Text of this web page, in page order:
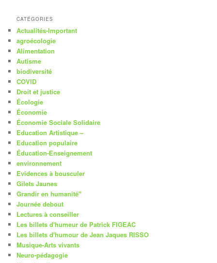
CATÉGORIES
Actualités-Important
agroécologie
Alimentation
Autisme
biodiversité
COVID
Droit et justice
Écologie
Économie
Économie Sociale Solidaire
Education Artistique –
Education populaire
Éducation-Enseignement
environnement
Evidences à bousculer
Gilets Jaunes
Grandir en humanité"
Journée debout
Lectures à conseiller
Les billets d'humeur de Patrick FIGEAC
Les billets d'humour de Jean Jaques RISSO
Musique-Arts vivants
Neuro-pédagogie